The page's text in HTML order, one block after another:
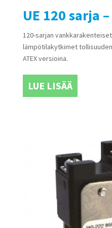
UE 120 sarja
120-sarjan
lämpötilakytkimet
ATEX versioina.
LUE LISÄÄ